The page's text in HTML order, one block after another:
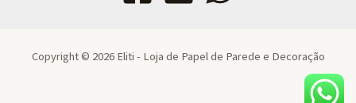
Copyright © 2026 Eliti - Loja de Papel de Parede e Decoração